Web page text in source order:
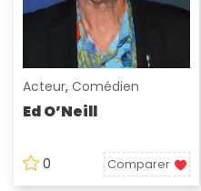
Acteur, Comédien
Ed O’Neill
0 Comparer